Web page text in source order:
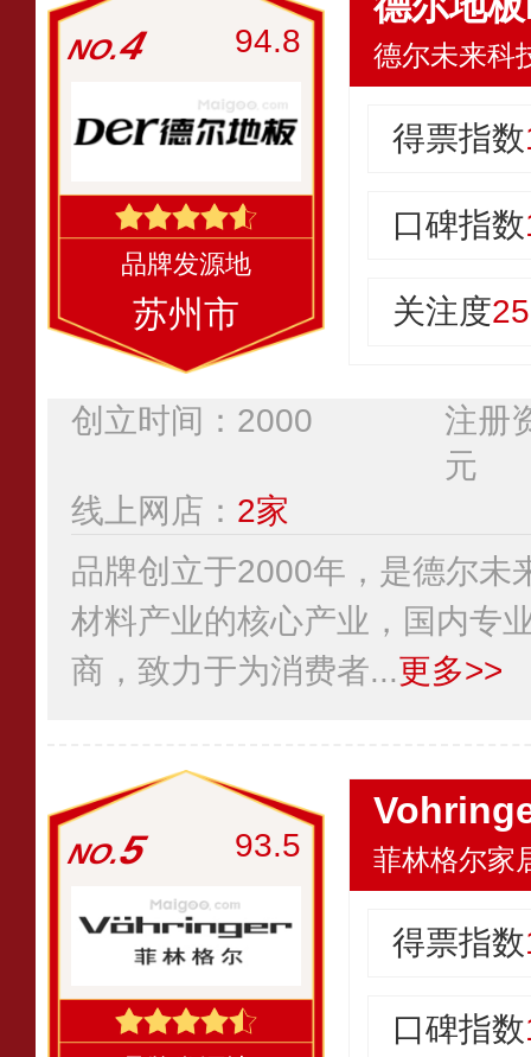
4 94.8
苏州市
得票指数
口碑指数
关注度
创立时间：2000
注册
元
线上网店： 2家
品牌创立于2000年，是德尔未
材料产业的核心产业，国内专
商，致力于为消费者...更多>>
5 93.5 菲林格尔家
得票指数
口碑指数